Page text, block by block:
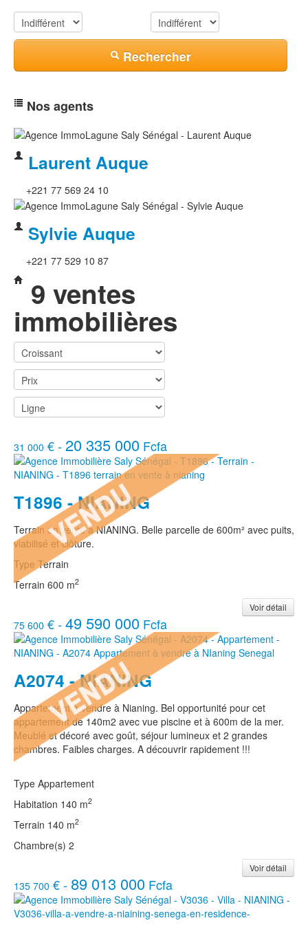
Rechercher
Nos agents
Laurent Auque
+221 77 569 24 10
Sylvie Auque
+221 77 529 10 87
9 ventes
immobilières
31 000 € - 20 335 000 Fcfa
T1896 - NIANING
Terrain en vente à NIANING. Belle parcelle de 600m² avec puits,
viabilisé et clôture.
Type Terrain
Terrain 600 m2
Voir détail
75 600 € -49 590 000 Fcfa
A2074 - NIANING
Appartement à vendre à Nianing. Bel opportunité pour cet
appartement de 140m2 avec vue piscine et à 600m de la mer.
Meublé et décoré avec goût, séjour lumineux et 2 grandes
chambres. Faibles charges. A découvrir rapidement !!!
Type Appartement
Habitation 140 m2
Terrain 140 m2
Chambre(s) 2
Voir détail
135 700 € -89 013 000 Fcfa